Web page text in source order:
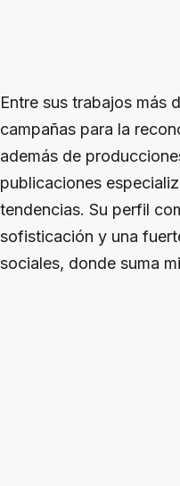
Entre sus trabajos más
campañas para la
además de
publicaciones
tendencias. Su perfil
sofisticación y una
sociales, donde suma